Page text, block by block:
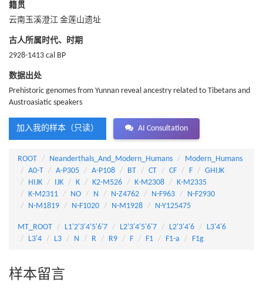
籍贯
云南玉溪澄江 金莲山遗址
古人所属时代、时期
2928-1413 cal BP
数据出处
Prehistoric genomes from Yunnan reveal ancestry related to Tibetans and
Austroasiatic speakers
加入我的样本（只读） AI Consultation
ROOT Neanderthals_And_Modern_Humans
Modern_Humans
A0-T
A-P305 A-P108 BT CT CF F
GHIJK
HIJK
IJK K K2-M526 K-M2308
K-M2335
K-M2311
NO N N-Z4762 N-F963
N-F2930
N-M1819
N-F1020 N-M1928 N-Y125475
MT_ROOT L1'2'3'4'5'6'7 L2'3'4'5'6'7 L2'3'4'6
L3'4'6
L3'4
L3 N R R9 F F1 F1-a F1g
样本留言